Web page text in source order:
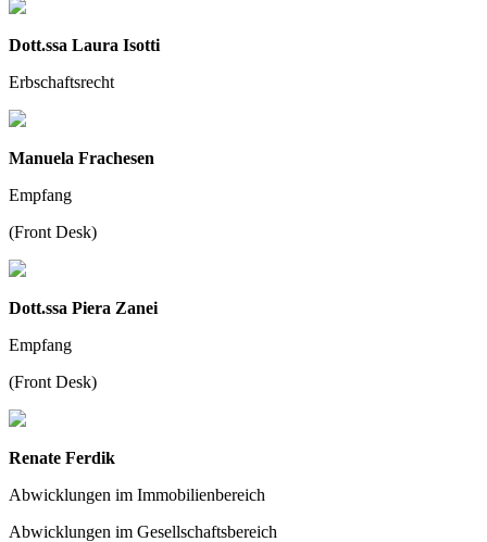
Dott.ssa Laura Isotti
Erbschaftsrecht
Manuela Frachesen
Empfang
(Front Desk)
Dott.ssa Piera Zanei
Empfang
(Front Desk)
Renate Ferdik
Abwicklungen im Immobilienbereich
Abwicklungen im Gesellschaftsbereich